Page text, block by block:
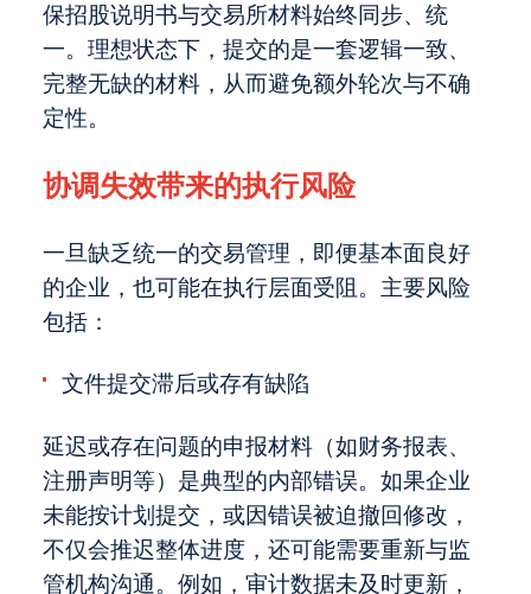
保招股说明书与交易所材料始终同步、统
一。理想状态下，提交的是一套逻辑一致、
完整无缺的材料，从而避免额外轮次与不确
定性。
协调失效带来的执行风险
一旦缺乏统一的交易管理，即便基本面良好
的企业，也可能在执行层面受阻。主要风险
包括：
文件提交滞后或存有缺陷
延迟或存在问题的申报材料（如财务报表、
注册声明等）是典型的内部错误。如果企业
未能按计划提交，或因错误被迫撤回修改，
不仅会推迟整体进度，还可能需要重新与监
管机构沟通。例如，审计数据未及时更新，